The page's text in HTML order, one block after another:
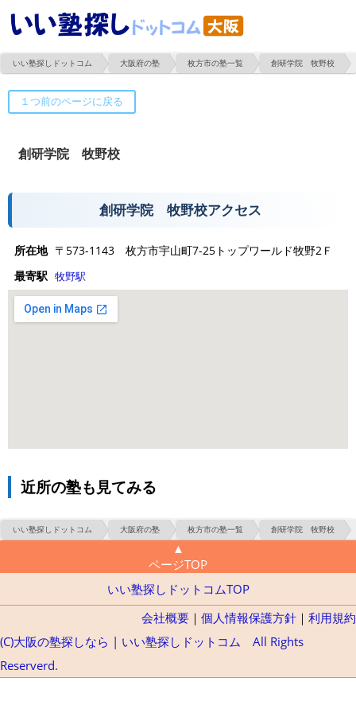
いい塾探しドットコム 大阪府の塾 枚方市の塾一覧 創研学院 牧野校
創研学院 牧野校
創研学院 牧野校アクセス
所在地 〒573-1143 枚方市宇山町7-25トップワールド牧野2Ｆ
最寄駅 牧野駅
近所の塾も見てみる
いい塾探しドットコム 大阪府の塾 枚方市の塾一覧 創研学院 牧野校
▲
ページTOP
いい塾探しドットコムTOP
会社概要 ｜ 個人情報保護方針 ｜ 利用規約
(C)大阪の塾探しなら | いい塾探しドットコム All Rights
Reserverd.